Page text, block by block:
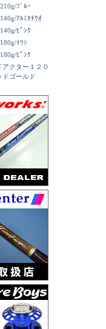
ﾌﾞﾙｰ
ｱﾙﾐﾀﾁｳｵ
ﾋﾟﾝｸ
ｲﾜｼ
ﾋﾟﾝｸ
アクター１２０
ドゴールド